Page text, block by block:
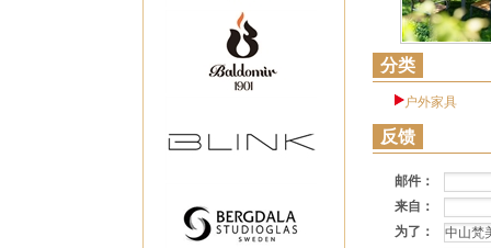
分类
户外家具
反馈
邮件：
来自：
为了：